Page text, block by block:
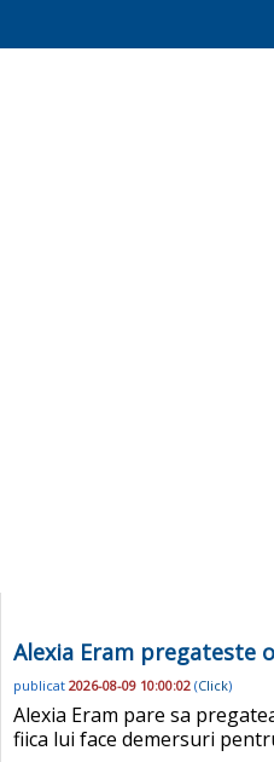
Alexia Eram pregateste
publicat 2026-08-09 10:00:02 (Click)
Alexia Eram pare sa
fiica lui face demersuri